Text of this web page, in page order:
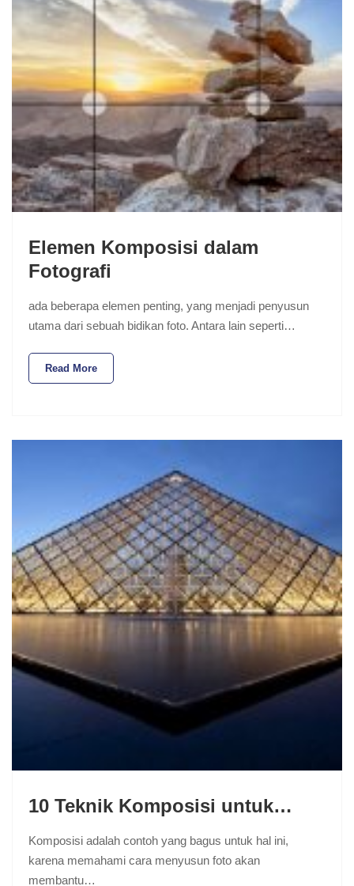
Elemen Komposisi dalam
Fotografi
ada beberapa elemen penting, yang menjadi penyusun
utama dari sebuah bidikan foto. Antara lain seperti…
Read More
10 Teknik Komposisi untuk…
Komposisi adalah contoh yang bagus untuk hal ini,
karena memahami cara menyusun foto akan
membantu…